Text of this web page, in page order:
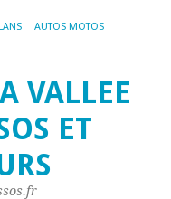
AUTOS MOTOS
VALLEE
ET